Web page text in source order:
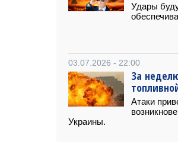
Удары
03.07.2026 - 22:00
За
Атаки
Украины.